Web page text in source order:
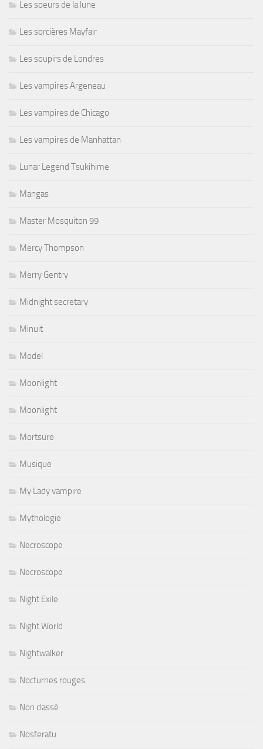
Les soeurs de la lune
Les sorcières Mayfair
Les soupirs de Londres
Les vampires Argeneau
Les vampires de Chicago
Les vampires de Manhattan
Lunar Legend Tsukihime
Mangas
Master Mosquiton 99
Mercy Thompson
Merry Gentry
Midnight secretary
Minuit
Model
Moonlight
Moonlight
Mortsure
Musique
My Lady vampire
Mythologie
Necroscope
Necroscope
Night Exile
Night World
Nightwalker
Nocturnes rouges
Non classé
Nosferatu